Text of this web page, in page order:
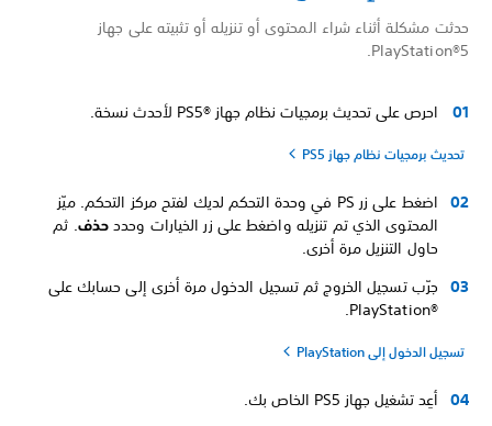
حدثت مشكلة أثناء شراء المحتوى أو تنزيله أو تثبيته على جهاز
PlayStation®5.
احرص على تحديث برمجيات نظام جهاز PS5®‎ لأحدث نسخة.
تحديث برمجيات نظام جهاز PS5
اضغط على زر PS في وحدة التحكم لديك لفتح مركز التحكم. ميّز
المحتوى الذي تم تنزيله واضغط على زر الخيارات وحدد حذف. ثم
حاول التنزيل مرة أخرى.
جرّب تسجيل الخروج ثم تسجيل الدخول مرة أخرى إلى حسابك على
PlayStation®‎.
تسجيل الدخول إلى PlayStation
أعِد تشغيل جهاز PS5 الخاص بك.